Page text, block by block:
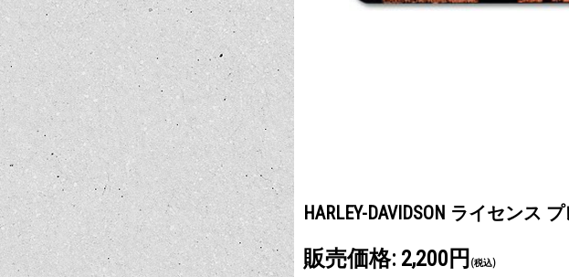
HARLEY-DAVIDSON ライセンス
販売価格: 2,200円 (税込)